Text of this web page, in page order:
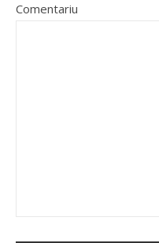
Comentariu